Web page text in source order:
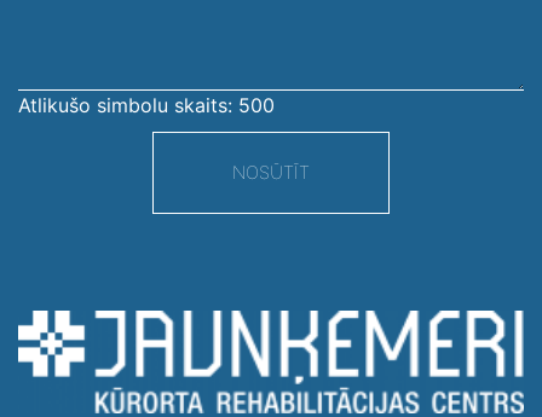
Atlikušo simbolu skaits: 500
NOSŪTĪT